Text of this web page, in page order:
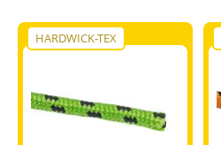
HARDWICK-TEX